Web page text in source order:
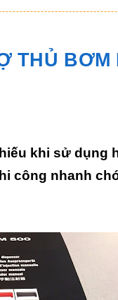
THỦ BƠM
khi sử dụng
công nhanh